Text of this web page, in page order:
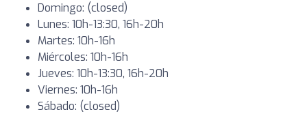
Domingo: (closed)
Lunes: 10h-13:30, 16h-20h
Martes: 10h-16h
Miércoles: 10h-16h
Jueves: 10h-13:30, 16h-20h
Viernes: 10h-16h
Sábado: (closed)